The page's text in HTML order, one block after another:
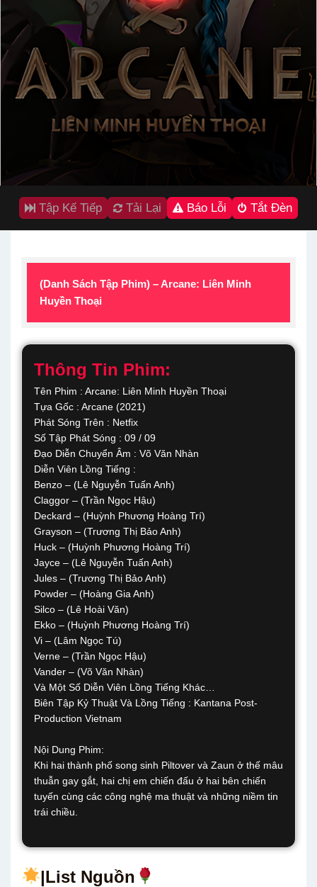
Tập Kế Tiếp Tải Lại Báo Lỗi Tắt Đèn
(Danh Sách Tập Phim) – Arcane: Liên Minh
Huyền Thoại
Thông Tin Phim:
Tên Phim : Arcane: Liên Minh Huyền Thoại
Tựa Gốc : Arcane (2021)
Phát Sóng Trên : Netfix
Số Tập Phát Sóng : 09 / 09
Đạo Diễn Chuyển Âm : Võ Văn Nhàn
Diễn Viên Lồng Tiếng :
Benzo – (Lê Nguyễn Tuấn Anh)
Claggor – (Trần Ngọc Hậu)
Deckard – (Huỳnh Phương Hoàng Trí)
Grayson – (Trương Thị Bảo Anh)
Huck – (Huỳnh Phương Hoàng Trí)
Jayce – (Lê Nguyễn Tuấn Anh)
Jules – (Trương Thị Bảo Anh)
Powder – (Hoàng Gia Anh)
Silco – (Lê Hoài Văn)
Ekko – (Huỳnh Phương Hoàng Trí)
Vi – (Lâm Ngọc Tú)
Verne – (Trần Ngọc Hậu)
Vander – (Võ Văn Nhàn)
Và Một Số Diễn Viên Lồng Tiếng Khác…
Biên Tập Kỷ Thuật Và Lồng Tiếng : Kantana Post-
Production Vietnam
Nội Dung Phim:
Khi hai thành phố song sinh Piltover và Zaun ở thế mâu
thuẫn gay gắt, hai chị em chiến đấu ở hai bên chiến
tuyến cùng các công nghệ ma thuật và những niềm tin
trái chiều.
|List Nguồn